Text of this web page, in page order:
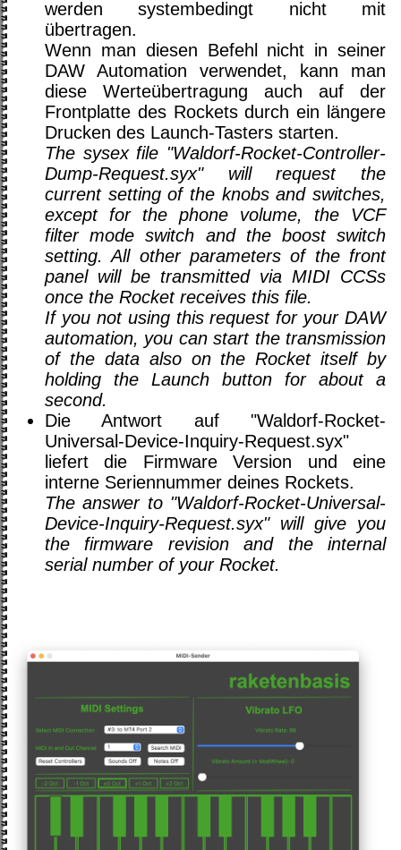
werden systembedingt nicht mit
übertragen.
Wenn man diesen Befehl nicht in seiner
DAW Automation verwendet, kann man
diese Werteübertragung auch auf der
Frontplatte des Rockets durch ein längere
Drucken des Launch-Tasters starten.
The sysex file "Waldorf-Rocket-Controller-
Dump-Request.syx" will request the
current setting of the knobs and switches,
except for the phone volume, the VCF
filter mode switch and the boost switch
setting. All other parameters of the front
panel will be transmitted via MIDI CCSs
once the Rocket receives this file.
If you not using this request for your DAW
automation, you can start the transmission
of the data also on the Rocket itself by
holding the Launch button for about a
second.
Die Antwort auf "Waldorf-Rocket-
Universal-Device-Inquiry-Request.syx"
liefert die Firmware Version und eine
interne Seriennummer deines Rockets.
The answer to "Waldorf-Rocket-Universal-
Device-Inquiry-Request.syx" will give you
the firmware revision and the internal
serial number of your Rocket.